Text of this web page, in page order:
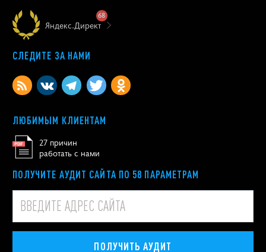
Яндекс.Директ
68
СЛЕДИТЕ ЗА НАМИ
ЛЮБИМЫМ КЛИЕНТАМ
27 причин
работать с нами
ПОЛУЧИТЕ АУДИТ САЙТА ПО 58 ПАРАМЕТРАМ
ПОЛУЧИТЬ АУДИТ